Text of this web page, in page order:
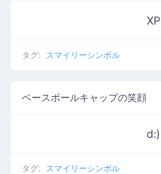
XP
タグ: スマイリーシンボル
ベースボールキャップの笑顔
d:)
タグ: スマイリーシンボル